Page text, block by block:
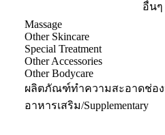
อื่นๆ
Massage
Other Skincare
Special Treatment
Other Accessories
Other Bodycare
ผลิตภัณฑ์ทำความสะอาดช่อง
อาหารเสริม/Supplementary